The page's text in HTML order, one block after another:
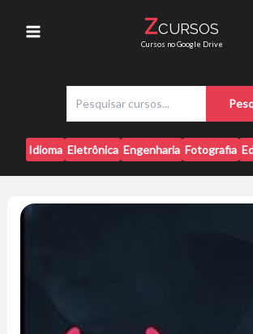
Menu
ZCURSOS
Cursos no Google Drive
s
q
u
i
a
Idioma Eletrônica Engenharia Fotografia